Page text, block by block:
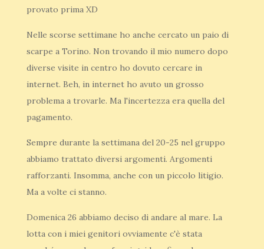
provato prima XD
Nelle scorse settimane ho anche cercato un paio di
scarpe a Torino. Non trovando il mio numero dopo
diverse visite in centro ho dovuto cercare in
internet. Beh, in internet ho avuto un grosso
problema a trovarle. Ma l'incertezza era quella del
pagamento.
Sempre durante la settimana del 20-25 nel gruppo
abbiamo trattato diversi argomenti. Argomenti
rafforzanti. Insomma, anche con un piccolo litigio.
Ma a volte ci stanno.
Domenica 26 abbiamo deciso di andare al mare. La
lotta con i miei genitori ovviamente c'è stata